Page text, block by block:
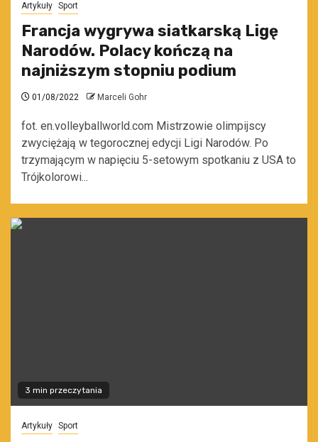
Artykuły Sport
Francja wygrywa siatkarską Ligę
Narodów. Polacy kończą na
najniższym stopniu podium
01/08/2022 Marceli Gohr
fot. en.volleyballworld.com Mistrzowie olimpijscy
zwyciężają w tegorocznej edycji Ligi Narodów. Po
trzymającym w napięciu 5-setowym spotkaniu z USA to
Trójkolorowi...
3 min przeczytania
Artykuły Sport